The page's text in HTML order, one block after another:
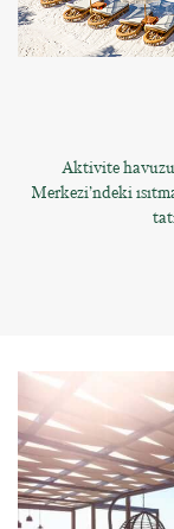
Aktivite
Merkezi’ndeki